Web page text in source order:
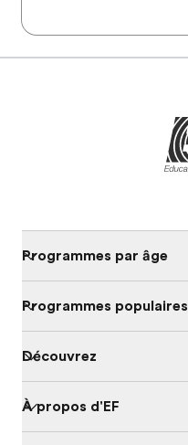
Programmes par âge
Programmes populaires
Découvrez
À propos d'EF